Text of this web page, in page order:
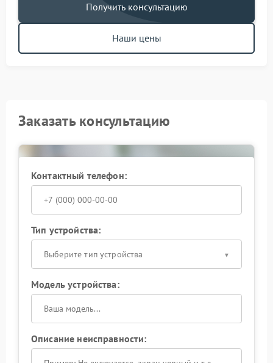
Получить консультацию
Наши цены
Заказать консультацию
Контактный телефон:
Тип устройства:
Выберите тип устройства
Модель устройства:
Описание неисправности: